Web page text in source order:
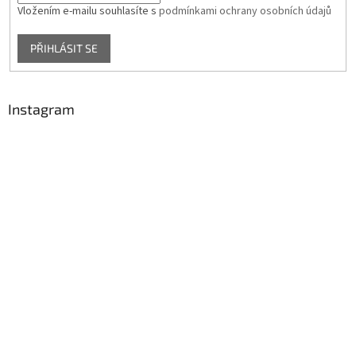
Vložením e-mailu souhlasíte s podmínkami ochrany osobních údajů
PŘIHLÁSIT SE
Instagram